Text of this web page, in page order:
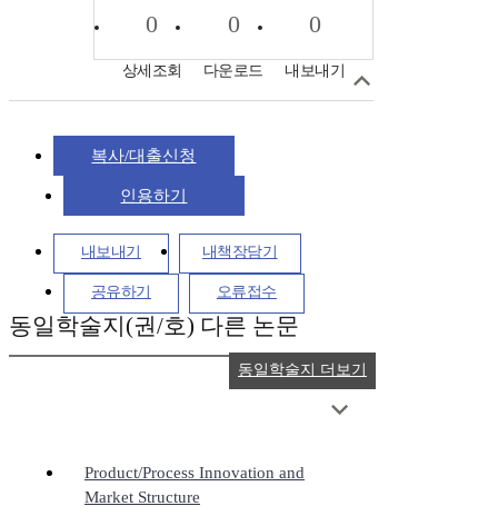
0
상세조회
0
다운로드
0
내보내기
복사/대출신청
인용하기
내보내기 내책장담기
공유하기 오류접수
동일학술지(권/호) 다른 논문
Product/Process Innovation and
Market Structure
동일학술지 더보기